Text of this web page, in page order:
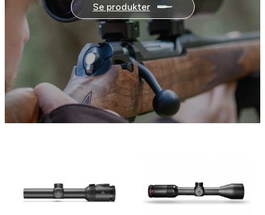
Se produkter